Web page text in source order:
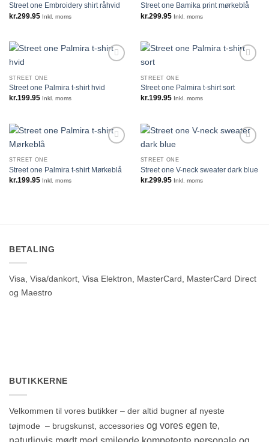
Street one Embroidery shirt råhvid
kr.299.95 Inkl. moms
Street one Bamika print mørkeblå
kr.299.95 Inkl. moms
STREET ONE
Street one Palmira t-shirt hvid
kr.199.95 Inkl. moms
STREET ONE
Street one Palmira t-shirt sort
kr.199.95 Inkl. moms
STREET ONE
Street one Palmira t-shirt Mørkeblå
kr.199.95 Inkl. moms
STREET ONE
Street one V-neck sweater dark blue
kr.299.95 Inkl. moms
BETALING
Visa, Visa/dankort, Visa Elektron, MasterCard, MasterCard Direct
og Maestro
BUTIKKERNE
Velkommen til vores butikker – der altid bugner af nyeste
tøjmode – brugskunst, accessories og vores egen te,